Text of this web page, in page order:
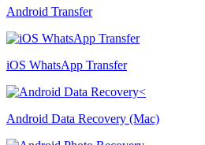
Android Transfer
iOS WhatsApp Transfer
Android Data Recovery (Mac)